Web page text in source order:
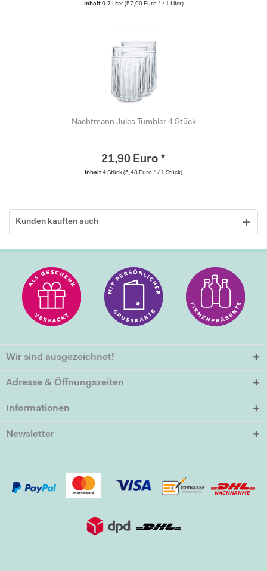
Inhalt 0.7 Liter (57,00 Euro * / 1 Liter)
Nachtmann Jules Tumbler 4 Stück
21,90 Euro *
Inhalt 4 Stück (5,48 Euro * / 1 Stück)
Kunden kauften auch
Wir sind ausgezeichnet!
Adresse & Öffnungszeiten
Informationen
Newsletter